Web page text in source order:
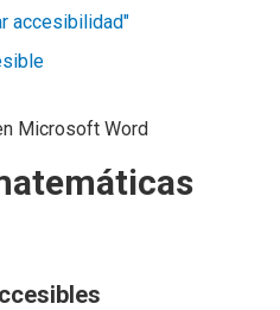
accesibilidad"
Microsoft Word